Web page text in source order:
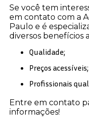
Se você tem
em contato com a
Paulo e é
diversos benefícios
Qualidade;
Preços acessíveis;
Profissionais
Entre em contato
informações!